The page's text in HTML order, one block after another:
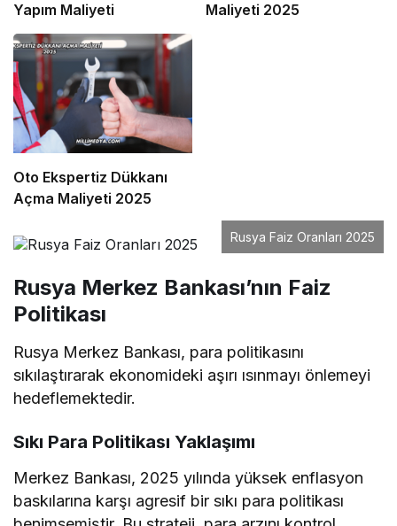
Yapım Maliyeti
Maliyeti 2025
Oto Ekspertiz Dükkanı
Açma Maliyeti 2025
Rusya Faiz Oranları 2025
Rusya Merkez Bankası’nın Faiz
Politikası
Rusya Merkez Bankası, para politikasını
sıkılaştırarak ekonomideki aşırı ısınmayı önlemeyi
hedeflemektedir.
Sıkı Para Politikası Yaklaşımı
Merkez Bankası, 2025 yılında yüksek enflasyon
baskılarına karşı agresif bir sıkı para politikası